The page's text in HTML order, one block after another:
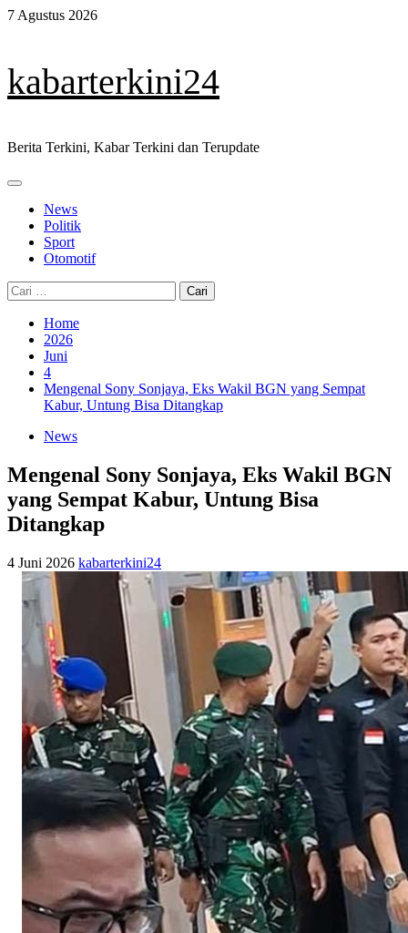
Skip
7 Agustus 2026
kabarterkini24
Berita Terkini, Kabar Terkini dan Terupdate
Primary
News
Politik
Sport
Otomotif
Cari
untuk:
Home
2026
Juni
4
Mengenal Sony Sonjaya, Eks Wakil BGN yang Sempat
Kabur, Untung Bisa Ditangkap
News
Mengenal Sony Sonjaya, Eks Wakil BGN
yang Sempat Kabur, Untung Bisa
Ditangkap
4 Juni 2026 kabarterkini24